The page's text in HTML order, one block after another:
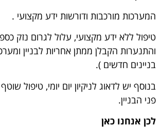
המערכות מורכבות ודורשות ידע מקצועי .
טיפול ללא ידע מקצועי, עלול לגרום נזק
והתנערות הקבלן ממתן אחריות לבניין
בניינים חדשים ).
בנוסף יש לדאוג לניקיון יום יומי, טיפול
פני הבניין.
לכן אנחנו כאן